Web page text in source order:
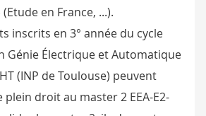
en France, ...).
inscrits en 3° année du cycle
Génie Électrique et Automatique
(INP de Toulouse) peuvent
plein droit au master 2 EEA-E2-